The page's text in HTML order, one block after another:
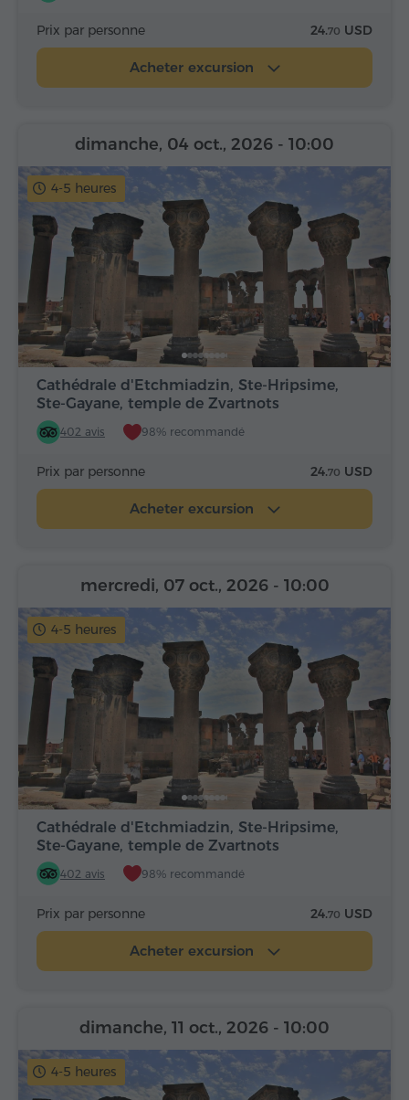
Prix par personne 24.70 USD
Acheter excursion
4-5 heures
Cathédrale d'Etchmiadzin, Ste-Hripsime,
Ste-Gayane, temple de Zvartnots
402 avis 98% recommandé
dimanche, 04 oct., 2026 - 10:00
Prix par personne 24.70 USD
Acheter excursion
4-5 heures
Cathédrale d'Etchmiadzin, Ste-Hripsime,
Ste-Gayane, temple de Zvartnots
402 avis 98% recommandé
mercredi, 07 oct., 2026 - 10:00
Prix par personne 24.70 USD
Acheter excursion
4-5 heures
dimanche, 11 oct., 2026 - 10:00